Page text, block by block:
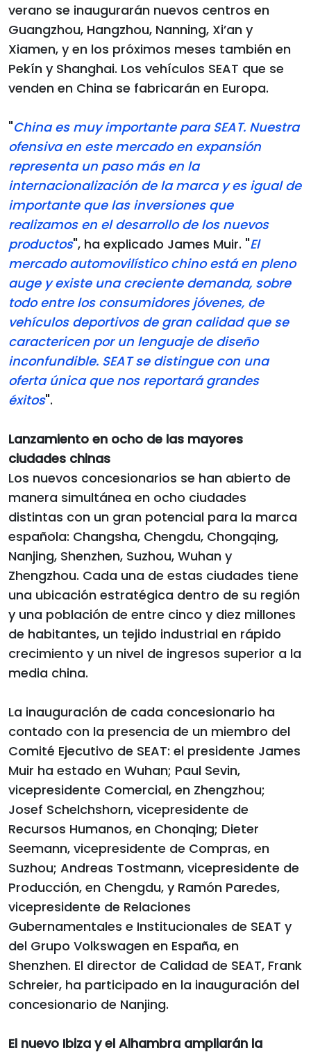
verano se inaugurarán nuevos centros en
Guangzhou, Hangzhou, Nanning, Xi’an y
Xiamen, y en los próximos meses también en
Pekín y Shanghai. Los vehículos SEAT que se
venden en China se fabricarán en Europa.
"China es muy importante para SEAT. Nuestra
ofensiva en este mercado en expansión
representa un paso más en la
internacionalización de la marca y es igual de
importante que las inversiones que
realizamos en el desarrollo de los nuevos
productos", ha explicado James Muir. "El
mercado automovilístico chino está en pleno
auge y existe una creciente demanda, sobre
todo entre los consumidores jóvenes, de
vehículos deportivos de gran calidad que se
caractericen por un lenguaje de diseño
inconfundible. SEAT se distingue con una
oferta única que nos reportará grandes
éxitos".
Lanzamiento en ocho de las mayores
ciudades chinas
Los nuevos concesionarios se han abierto de
manera simultánea en ocho ciudades
distintas con un gran potencial para la marca
española: Changsha, Chengdu, Chongqing,
Nanjing, Shenzhen, Suzhou, Wuhan y
Zhengzhou. Cada una de estas ciudades tiene
una ubicación estratégica dentro de su región
y una población de entre cinco y diez millones
de habitantes, un tejido industrial en rápido
crecimiento y un nivel de ingresos superior a la
media china.
La inauguración de cada concesionario ha
contado con la presencia de un miembro del
Comité Ejecutivo de SEAT: el presidente James
Muir ha estado en Wuhan; Paul Sevin,
vicepresidente Comercial, en Zhengzhou;
Josef Schelchshorn, vicepresidente de
Recursos Humanos, en Chonqing; Dieter
Seemann, vicepresidente de Compras, en
Suzhou; Andreas Tostmann, vicepresidente de
Producción, en Chengdu, y Ramón Paredes,
vicepresidente de Relaciones
Gubernamentales e Institucionales de SEAT y
del Grupo Volkswagen en España, en
Shenzhen. El director de Calidad de SEAT, Frank
Schreier, ha participado en la inauguración del
concesionario de Nanjing.
El nuevo Ibiza y el Alhambra ampliarán la